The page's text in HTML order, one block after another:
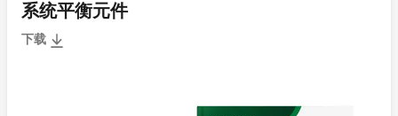
系统平衡元件
下载